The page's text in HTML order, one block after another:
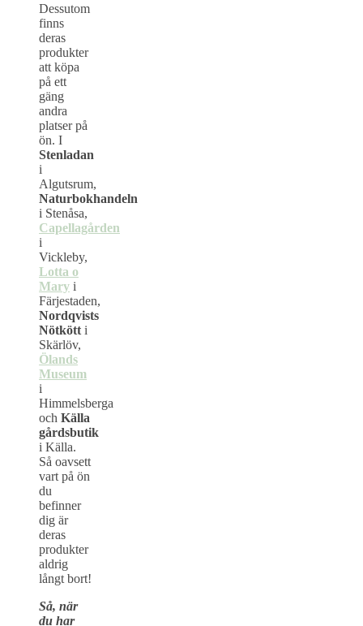
Dessutom
finns
deras
produkter
att köpa
på ett
gäng
andra
platser på
ön. I
Stenladan
i
Algutsrum,
Naturbokhandeln
i Stenåsa,
Capellagården
i
Vickleby,
Lotta o
Mary i
Färjestaden,
Nordqvists
Nötkött i
Skärlöv,
Ölands
Museum
i
Himmelsberga
och Källa
gårdsbutik
i Källa.
Så oavsett
vart på ön
du
befinner
dig är
deras
produkter
aldrig
långt bort!
Så, när
du har